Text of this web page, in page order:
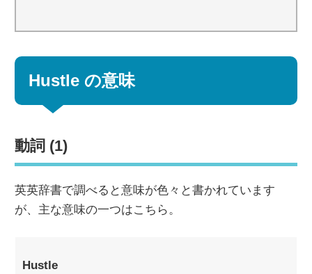
Hustle の意味
動詞 (1)
英英辞書で調べると意味が色々と書かれています
が、主な意味の一つはこちら。
Hustle